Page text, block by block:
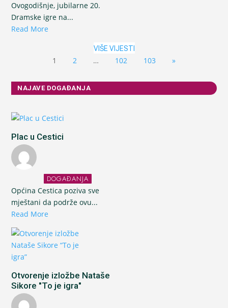
Ovogodišnje, jubilarne 20.
Dramske igre na...
Read More
VIŠE VIJESTI
1 2 … 102 103 »
NAJAVE DOGAĐANJA
Plac u Cestici
DOGAĐANJA
Općina Cestica poziva sve
mještani da podrže ovu...
Read More
Otvorenje izložbe Nataše
Sikore "To je igra"